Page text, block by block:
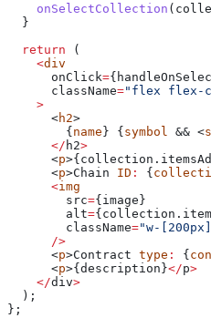
    onSelectCollection
(
  }
  return
(
    <
div
      onClick
={
      className
="flex flex-
    >
      <
h2>
        {
name } { symbol && <
      </
h2>
      <
p>{collection.
      <
p>Chain ID : {
      <
img
        src
={ image }
        alt
={collection.
        className
="w-
      />
      <
p>Contract type : {
      <
p>{ description }</p>
    </
div>
  );
};